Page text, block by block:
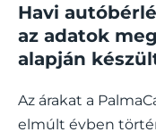
Havi
az adatok
alapján
Az árakat a
elmúlt évben